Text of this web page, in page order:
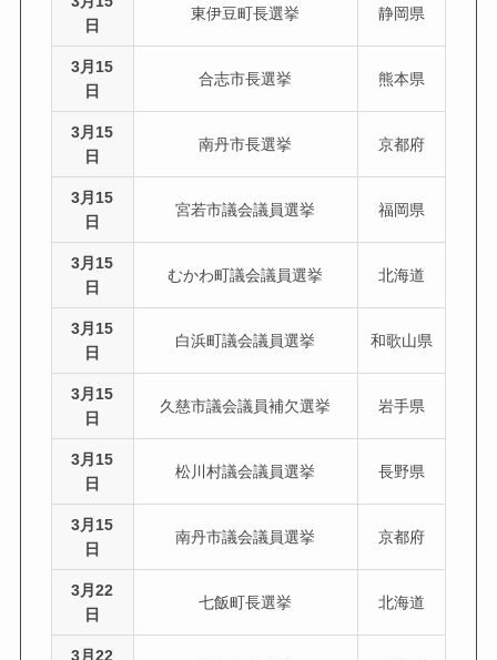
日
東伊豆町長選挙 静岡県
3月15
日
合志市長選挙 熊本県
3月15
日
南丹市長選挙 京都府
3月15
日
宮若市議会議員選挙 福岡県
3月15
日
むかわ町議会議員選挙 北海道
3月15
日
白浜町議会議員選挙 和歌山県
3月15
日
久慈市議会議員補欠選挙 岩手県
3月15
日
松川村議会議員選挙 長野県
3月15
日
南丹市議会議員選挙 京都府
3月22
日
七飯町長選挙 北海道
3月22